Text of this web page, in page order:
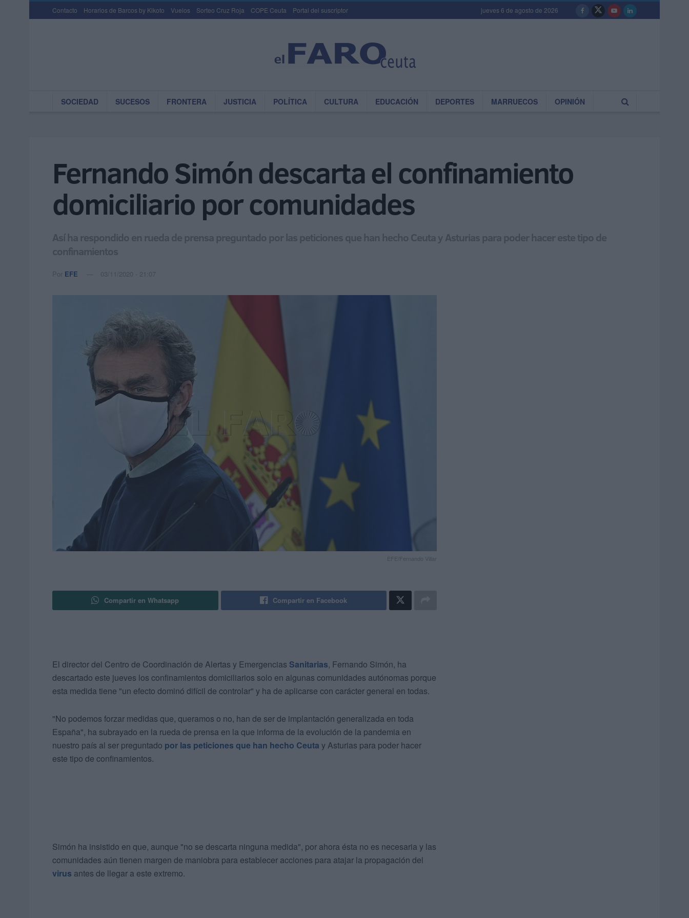
Contacto Horarios de Barcos by Kikoto Vuelos Sorteo Cruz Roja COPE Ceuta Portal del suscriptor jueves 6 de agosto de 2026
SOCIEDAD SUCESOS FRONTERA JUSTICIA POLÍTICA CULTURA EDUCACIÓN DEPORTES MARRUECOS OPINIÓN
Fernando Simón descarta el confinamiento
domiciliario por comunidades
Así ha respondido en rueda de prensa preguntado por las peticiones que han hecho Ceuta y Asturias para poder hacer este tipo de
confinamientos
Por EFE 03/11/2020 - 21:07
EFE/Fernando Villar
Compartir en Whatsapp Compartir en Facebook
El director del Centro de Coordinación de Alertas y Emergencias Sanitarias, Fernando Simón, ha
descartado este jueves los confinamientos domiciliarios solo en algunas comunidades autónomas porque
esta medida tiene "un efecto dominó difícil de controlar" y ha de aplicarse con carácter general en todas.
"No podemos forzar medidas que, queramos o no, han de ser de implantación generalizada en toda
España", ha subrayado en la rueda de prensa en la que informa de la evolución de la pandemia en
nuestro país al ser preguntado por las peticiones que han hecho Ceuta y Asturias para poder hacer
este tipo de confinamientos.
Simón ha insistido en que, aunque "no se descarta ninguna medida", por ahora ésta no es necesaria y las
comunidades aún tienen margen de maniobra para establecer acciones para atajar la propagación del
virus antes de llegar a este extremo.